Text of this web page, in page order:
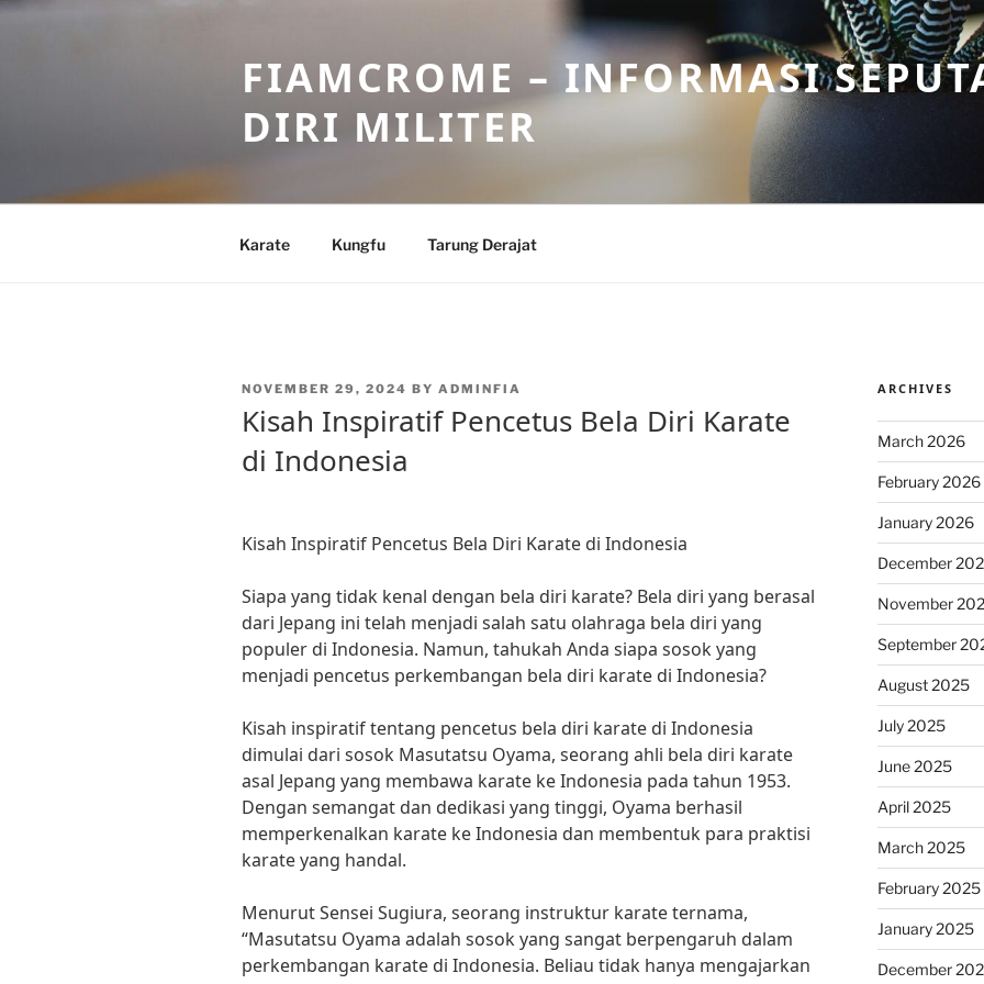
Skip
FIAMCROME – INFORMASI
DIRI MILITER
Karate Kungfu Tarung Derajat
POSTED
NOVEMBER 29, 2024 BY ADMINFIA
Kisah Inspiratif Pencetus Bela Diri Karate
di Indonesia
Kisah Inspiratif Pencetus Bela Diri Karate di Indonesia
Siapa yang tidak kenal dengan bela diri karate? Bela diri yang berasal
dari Jepang ini telah menjadi salah satu olahraga bela diri yang
populer di Indonesia. Namun, tahukah Anda siapa sosok yang
menjadi pencetus perkembangan bela diri karate di Indonesia?
Kisah inspiratif tentang pencetus bela diri karate di Indonesia
dimulai dari sosok Masutatsu Oyama, seorang ahli bela diri karate
asal Jepang yang membawa karate ke Indonesia pada tahun 1953.
Dengan semangat dan dedikasi yang tinggi, Oyama berhasil
memperkenalkan karate ke Indonesia dan membentuk para praktisi
karate yang handal.
Menurut Sensei Sugiura, seorang instruktur karate ternama,
“Masutatsu Oyama adalah sosok yang sangat berpengaruh dalam
perkembangan karate di Indonesia. Beliau tidak hanya mengajarkan
ARCHIVES
March 2026
February 2026
January 2026
December
November
September
August 2025
July 2025
June 2025
April 2025
March 2025
February 2025
January 2025
December